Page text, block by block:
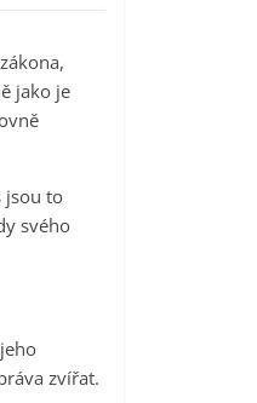
jako je
jsou to
svého
zvířat.